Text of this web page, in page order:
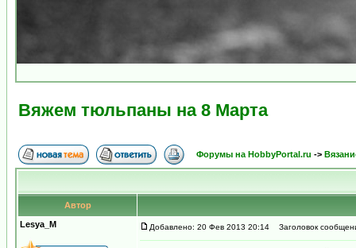
Вяжем тюльпаны на 8 Марта
Форумы на HobbyPortal.ru ->
Автор
Lesya_M
Добавлено: 20 Фев 2013 20:14 Заголовок